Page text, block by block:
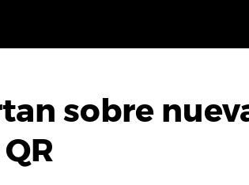
sobre